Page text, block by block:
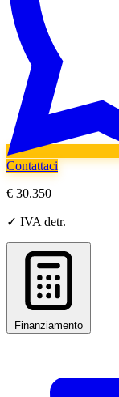
Contattaci
€ 30.350
✓ IVA detr.
Finanziamento